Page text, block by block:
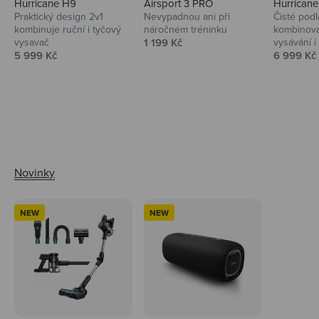
Hurricane H9
Praktický design 2v1
kombinuje ruční i tyčový
vysavač
Prodejní cena
5 999 Kč
Airsport 3 PRO
Nevypadnou ani při
náročném tréninku
Prodejní cena
1 199 Kč
Čisté
vysávání
Prodejní
6 999 Kč
NEW NEW